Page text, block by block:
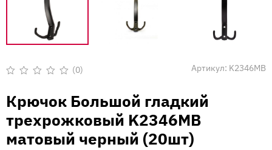
Вакансии
Напишите нам
Артикул: K2346MB
из
5
(0)
Крючок Большой гладкий
трехрожковый K2346MB
матовый черный (20шт)